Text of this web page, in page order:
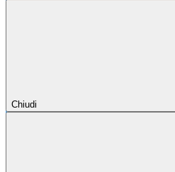
Chiudi